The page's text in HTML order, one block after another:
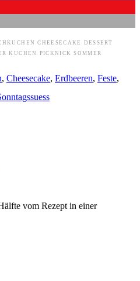
CHEESECAKE
DESSERT
KUCHEN PICKNICK
SOMMER
, Cheesecake, Erdbeeren, Feste,
vom Rezept in einer